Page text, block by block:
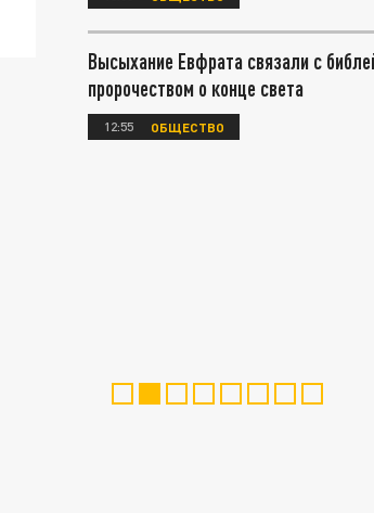
Высыхание Евфрата связали с
пророчеством о конце света
12:55 ОБЩЕСТВО